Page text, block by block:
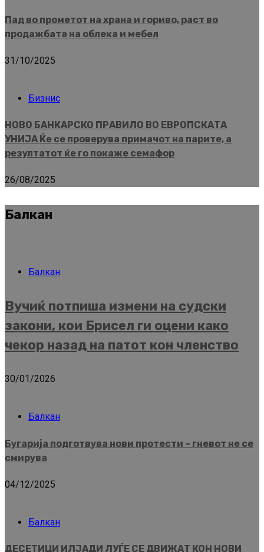
Пад во прометот на храна и гориво, раст во
продажбата на облека и мебел
31/10/2025
Бизнис
НОВО БАНКАРСКО ПРАВИЛО ВО ЕВРОПСКАТА
УНИЈА Ќе се проверува примачот на парите, а
резултатот ќе го покаже семафор
26/08/2025
Балкан
Балкан
Вучиќ потпиша измени на судски
закони, кои Брисел ги оцени како
чекор назад на патот кон членство
30/01/2026
Балкан
Бугарија подготвува нови протести – гневот не се
смирува
04/12/2025
Балкан
ДЕСЕТИЦИ ИЛЈАДИ ЛУЃЕ СЕ ДВИЖАТ КОН НОВИ